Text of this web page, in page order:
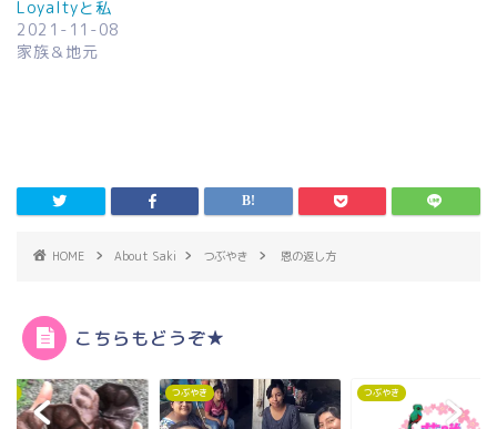
Loyaltyと私
2021-11-08
家族＆地元
HOME About Saki つぶやき 恩の返し方
こちらもどうぞ★
つぶやき つぶやき